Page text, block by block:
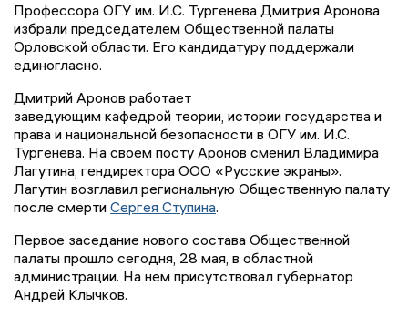
Профессора ОГУ им. И.С. Тургенева Дмитрия Аронова
избрали председателем Общественной палаты
Орловской области. Его кандидатуру поддержали
единогласно.
Дмитрий Аронов работает
заведующим кафедрой теории, истории государства и
права и национальной безопасности в ОГУ им. И.С.
Тургенева. На своем посту Аронов сменил Владимира
Лагутина, гендиректора ООО «Русские экраны».
Лагутин возглавил региональную Общественную палату
после смерти Сергея Ступина.
Первое заседание нового состава Общественной
палаты прошло сегодня, 28 мая, в областной
администрации. На нем присутствовал губернатор
Андрей Клычков.